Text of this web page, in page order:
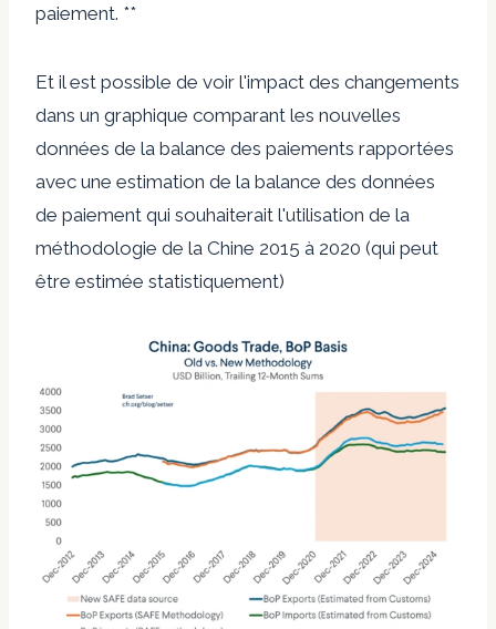
paiement. **
Et il est possible de voir l'impact des changements
dans un graphique comparant les nouvelles
données de la balance des paiements rapportées
avec une estimation de la balance des données
de paiement qui souhaiterait l'utilisation de la
méthodologie de la Chine 2015 à 2020 (qui peut
être estimée statistiquement)